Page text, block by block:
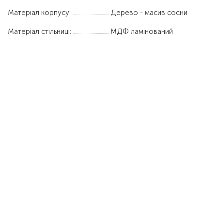
Матеріал корпусу: Дерево - масив сосни
Матеріал стільниці: МДФ ламінований